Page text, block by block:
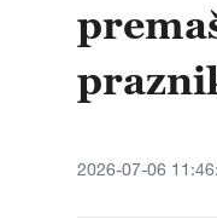
2026-07-06